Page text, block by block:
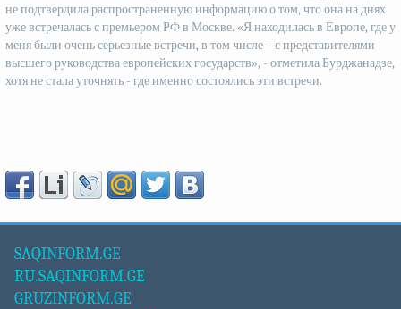
не подтвердила распространенную информацию о том, что она на днях
уже встречалась с премьером РФ в Москве. «Я находилась в Европе, где у
меня были очень серьезные встречи, в том числе – с представителями
высшего руководства европейских государств», - отметила Бурджанадзе,
хотя не стала уточнять - где именно состоялись эти встречи.
SAQINFORM.GE
RU.SAQINFORM.GE
GRUZINFORM.GE